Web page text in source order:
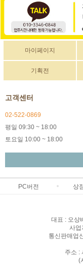
마이페이지
기획전
고객센터
02-522-0869
평일 09:30 ~ 18:00
토요일 10:00 ~ 18:00
PC버전 상
대표 : 오상
사
통신판매업
주소 :
(